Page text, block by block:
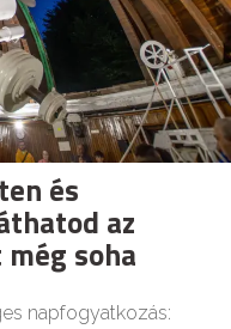
és
az
soha
napfogyatkozás: